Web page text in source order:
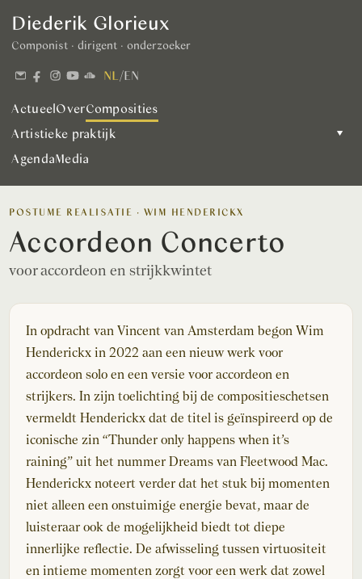
Diederik Glorieux
Componist · dirigent · onderzoeker
NL /EN
Actueel OverComposities
Artistieke praktijk
▾
AgendaMedia
POSTUME REALISATIE · WIM HENDERICKX
Accordeon Concerto
voor accordeon en strijkkwintet
In opdracht van Vincent van Amsterdam begon Wim
Henderickx in 2022 aan een nieuw werk voor
accordeon solo en een versie voor accordeon en
strijkers. In zijn toelichting bij de compositieschetsen
vermeldt Henderickx dat de titel is geïnspireerd op de
iconische zin “Thunder only happens when it’s
raining” uit het nummer Dreams van Fleetwood Mac.
Henderickx noteert verder dat het stuk bij momenten
niet alleen een onstuimige energie bevat, maar de
luisteraar ook de mogelijkheid biedt tot diepe
innerlijke reflectie. De afwisseling tussen virtuositeit
en intieme momenten zorgt voor een werk dat zowel